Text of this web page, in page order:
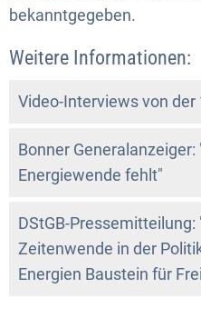
bekanntgegeben.
Weitere Informationen:
Video-Interviews von
Bonner Generalanzeiger:
Energiewende fehlt"
DStGB-Pressemitteilung:
Zeitenwende in der
Energien Baustein für